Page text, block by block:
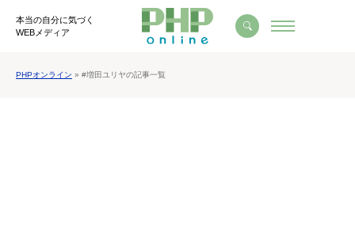
本当の自分に気づく
WEBメディア
PHPオンライン » #増田ユリヤの記事一覧